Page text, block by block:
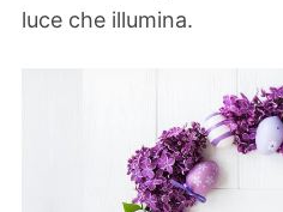
luce che illumina.